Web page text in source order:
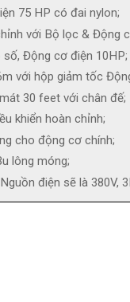
75 HP có đai nylon;
với Bộ lọc & Động
số, Động cơ điện 10HP;
với hộp giảm tốc
30 feet với chân đế;
khiển hoàn chỉnh;
cho động cơ chính;
lông móng;
điện sẽ là 380V,